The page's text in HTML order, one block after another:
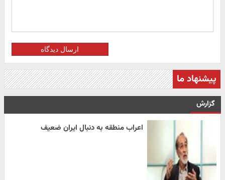
ارسال دیدگاه
پیشنهاد ما
گزارش
اعراب منطقه به دنبال ایران ضعیف